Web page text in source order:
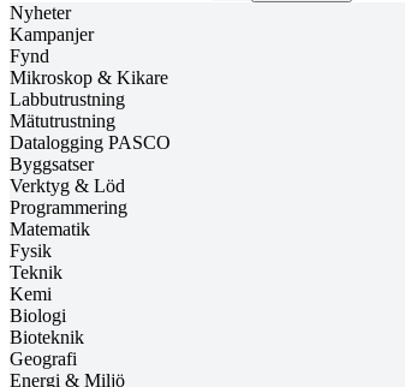
Nyheter
Kampanjer
Fynd
Mikroskop & Kikare
Labbutrustning
Mätutrustning
Datalogging PASCO
Byggsatser
Verktyg & Löd
Programmering
Matematik
Fysik
Teknik
Kemi
Biologi
Bioteknik
Geografi
Energi & Miljö